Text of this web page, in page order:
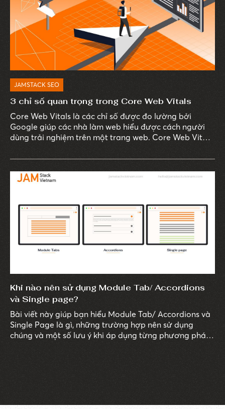
JAMSTACK SEO
3 chỉ số quan trọng trong Core Web Vitals
Core Web Vitals là các chỉ số được đo lường bởi
Google giúp các nhà làm web hiểu được cách người
dùng trải nghiệm trên một trang web. Core Web Vitals
dùng thông qua số liệu trong 3 khía cạnh chính của
UX/UI.
Khi nào nên sử dụng Module Tab/ Accordions
và Single page?
Bài viết này giúp bạn hiểu Module Tab/ Accordions và
Single Page là gì, những trường hợp nên sử dụng
chúng và một số lưu ý khi áp dụng từng phương pháp